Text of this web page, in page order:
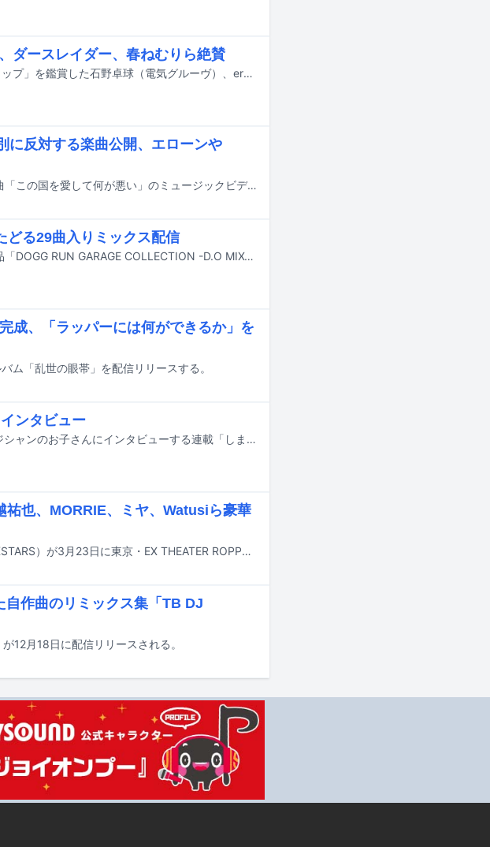
ダースレイダー、春ねむりら絶賛
明日8月1日に公開される映画「KNEECAP／ニーキャップ」を鑑賞した石野卓球（電気グルーヴ）、ermhoi、ダースレイダー、春ねむりらのコメントが到着した。
に反対する楽曲公開、エローンや
ラッパーの松島諒が差別に反対する意志を示した楽曲「この国を愛して何が悪い」のミュージックビデオをYouTubeで公開した。
どる29曲入りミックス配信
ラッパーD.Oの楽曲と客演楽曲をDJミックスした作品「DOGG RUN GARAGE COLLECTION -D.O MIX- Mixed by DJ G-Fresh」が彼の誕生日である7月3日に配信リリースされる。
成、「ラッパーには何ができるか」を
ム「乱世の眼帯」を配信リリースする。
ンタビュー
作家 / イラストレーターのしまおまほさんがミュージシャンのお子さんにインタビューする連載「しまおまほの おしえて！みゅーじしゃんのこどもNOW」。ミュージシャンが子育てについて語るインタビュー記事は世の中に数あれど、当の子供たちはミュージシャンという仕事を持つ親の存在をどのように思っているのでしょう？ 自身もお子さんを持つしまおさんが、子供たちへのインタビューを通してパパママミュージシャンの日常の姿に迫ります。第16回のゲストはラッパーDARTHREIDER（ダースレイダー）さんの長女・チアさん。昨今のダースさんは、ミュージシャンとしての活動に加え、SNSで国内外のニュースについて発言したり、お笑い芸人のプチ鹿島さんとともに選挙をテーマにしたドキュメント映画を製作するなどジャーナリスティックな活動も展開しています。「性格がめっっっちゃパパ」だと自認する娘のチアさんも、お父さん譲りの知的好奇心旺盛なタイプ。今回の取材でも、学校生活や家族のこと、そして気になる社会情勢や将来の夢まで、さまざまな話題について自分の言葉でたっぷり語ってくれました。
也、MORRIE、ミヤ、Watusiら豪華
SUGIZO（LUNA SEA、X JAPAN、THE LAST ROCKSTARS）が3月23日に東京・EX THEATER ROPPONGIで開催するワンマンライブ「SUGIZO GIG 2025 REMEMBER, WHERE IS YOUR SUPER LOVE?」のゲストアーティストが発表された。
作曲のリミックス集「TB DJ
12月18日に配信リリースされる。